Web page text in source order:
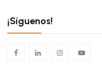
¡Síguenos!